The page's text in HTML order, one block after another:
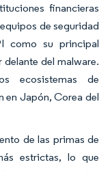
financieras
de seguridad
como su principal
del malware.
ecosistemas de
en Japón, Corea del
de las primas de
estrictas, lo que